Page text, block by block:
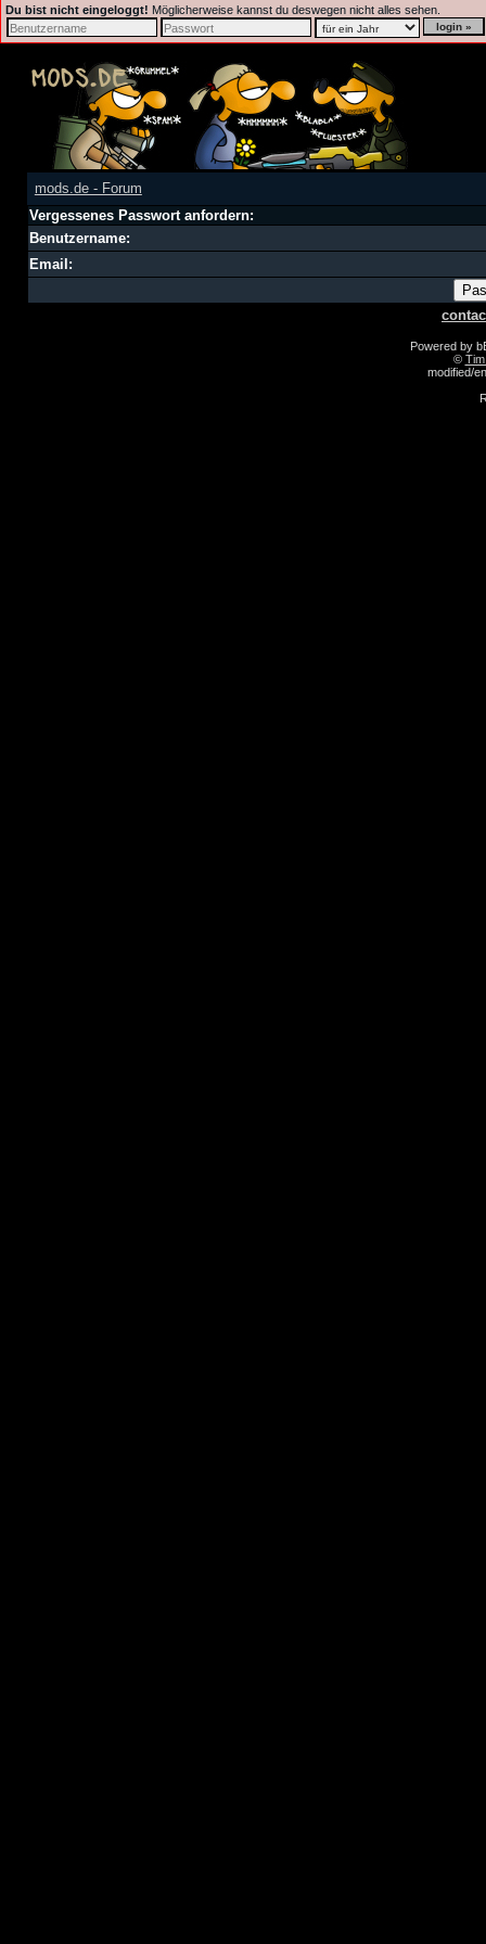
Du bist nicht eingeloggt! Möglicherweise kannst du deswegen nicht alles sehen.
mods.de - Forum
Vergessenes Passwort anfordern:
Benutzername:
Email:
Powered by
©
modified/